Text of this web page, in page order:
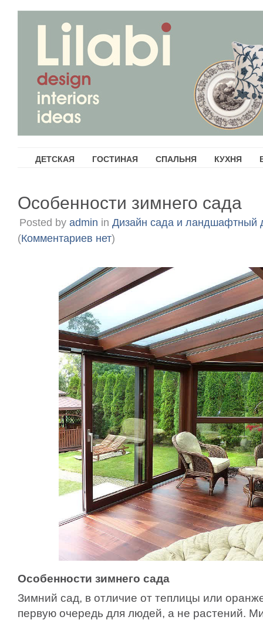
ДЕТСКАЯ ГОСТИНАЯ СПАЛЬНЯ КУХНЯ
Особенности зимнего сада
Posted by admin in Дизайн сада и ландшафтный
(Комментариев нет)
Особенности зимнего сада
Зимний сад, в отличие от теплицы или
первую очередь для людей, а не растений.